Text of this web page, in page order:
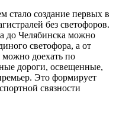
стало создание первых в
без светофоров.
до Челябинска можно
светофора, а от
доехать по
дороги, освещенные,
Это формирует
связности